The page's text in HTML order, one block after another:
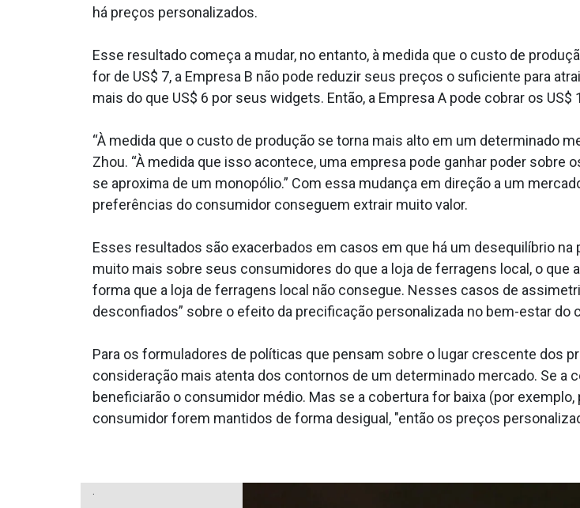
há preços personalizados.
Esse resultado começa a mudar, no entanto, à medida que o custo de
for de US$ 7, a Empresa B não pode reduzir seus preços o suficiente para
mais do que US$ 6 por seus widgets. Então, a Empresa A pode cobrar os US$
“À medida que o custo de produção se torna mais alto em um determinado
Zhou. “À medida que isso acontece, uma empresa pode ganhar poder
se aproxima de um monopólio.” Com essa mudança em direção a um
preferências do consumidor conseguem extrair muito valor.
Esses resultados são exacerbados em casos em que há um desequilíbrio
muito mais sobre seus consumidores do que a loja de ferragens local, o
forma que a loja de ferragens local não consegue. Nesses casos de
desconfiados” sobre o efeito da precificação personalizada no bem-estar do
Para os formuladores de políticas que pensam sobre o lugar crescente dos
consideração mais atenta dos contornos de um determinado mercado. Se a
beneficiarão o consumidor médio. Mas se a cobertura for baixa (por
consumidor forem mantidos de forma desigual, "então os preços